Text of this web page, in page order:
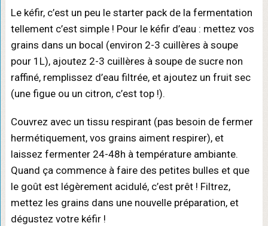
Le kéfir, c’est un peu le starter pack de la fermentation
tellement c’est simple ! Pour le kéfir d’eau : mettez vos
grains dans un bocal (environ 2-3 cuillères à soupe
pour 1L), ajoutez 2-3 cuillères à soupe de sucre non
raffiné, remplissez d’eau filtrée, et ajoutez un fruit sec
(une figue ou un citron, c’est top !).
Couvrez avec un tissu respirant (pas besoin de fermer
hermétiquement, vos grains aiment respirer), et
laissez fermenter 24-48h à température ambiante.
Quand ça commence à faire des petites bulles et que
le goût est légèrement acidulé, c’est prêt ! Filtrez,
mettez les grains dans une nouvelle préparation, et
dégustez votre kéfir !